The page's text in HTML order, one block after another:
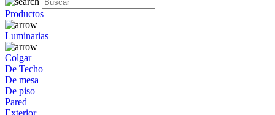
Productos
Luminarias
Colgar
De Techo
De mesa
De piso
Pared
Exterior